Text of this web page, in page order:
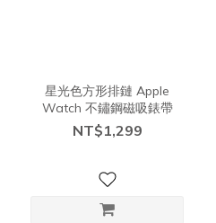
星光色方形排鏈 Apple
Watch 不鏽鋼磁吸錶帶
NT$1,299